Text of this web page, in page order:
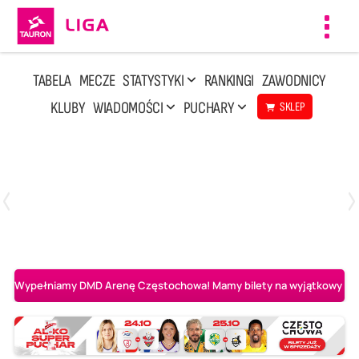
TABELA MECZE STATYSTYKI RANKINGI ZAWODNICY
KLUBY WIADOMOŚCI PUCHARY SKLEP
Wypełniamy DMD Arenę Częstochowa! Mamy bilety na wyjątkowy